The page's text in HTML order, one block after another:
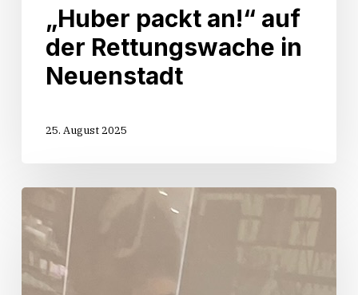
„Huber packt an!“ auf
der Rettungswache in
Neuenstadt
25. August 2025
Start
Sommertour
„Huber
packt
an!“